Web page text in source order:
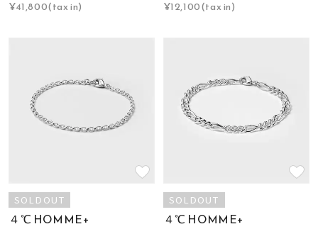
¥41,800(tax in) ¥12,100(tax in)
SOLDOUT
４℃ HOMME+
SOLDOUT
４℃ HOMME+